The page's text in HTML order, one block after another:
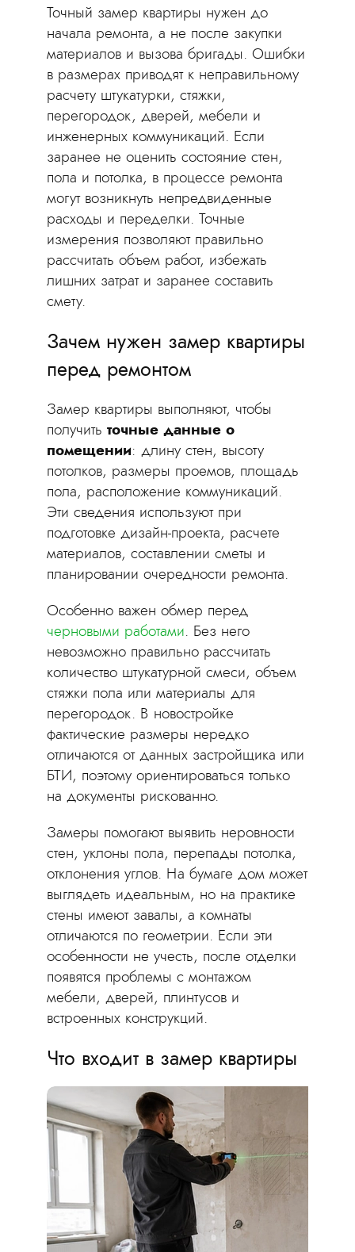
Точный замер квартиры нужен до
начала ремонта, а не после закупки
материалов и вызова бригады. Ошибки
в размерах приводят к неправильному
расчету штукатурки, стяжки,
перегородок, дверей, мебели и
инженерных коммуникаций. Если
заранее не оценить состояние стен,
пола и потолка, в процессе ремонта
могут возникнуть непредвиденные
расходы и переделки. Точные
измерения позволяют правильно
рассчитать объем работ, избежать
лишних затрат и заранее составить
смету.
Зачем нужен замер квартиры
перед ремонтом
Замер квартиры выполняют, чтобы
получить точные данные о
помещении: длину стен, высоту
потолков, размеры проемов, площадь
пола, расположение коммуникаций.
Эти сведения используют при
подготовке дизайн-проекта, расчете
материалов, составлении сметы и
планировании очередности ремонта.
Особенно важен обмер перед
черновыми работами. Без него
невозможно правильно рассчитать
количество штукатурной смеси, объем
стяжки пола или материалы для
перегородок. В новостройке
фактические размеры нередко
отличаются от данных застройщика или
БТИ, поэтому ориентироваться только
на документы рискованно.
Замеры помогают выявить неровности
стен, уклоны пола, перепады потолка,
отклонения углов. На бумаге дом может
выглядеть идеальным, но на практике
стены имеют завалы, а комнаты
отличаются по геометрии. Если эти
особенности не учесть, после отделки
появятся проблемы с монтажом
мебели, дверей, плинтусов и
встроенных конструкций.
Что входит в замер квартиры